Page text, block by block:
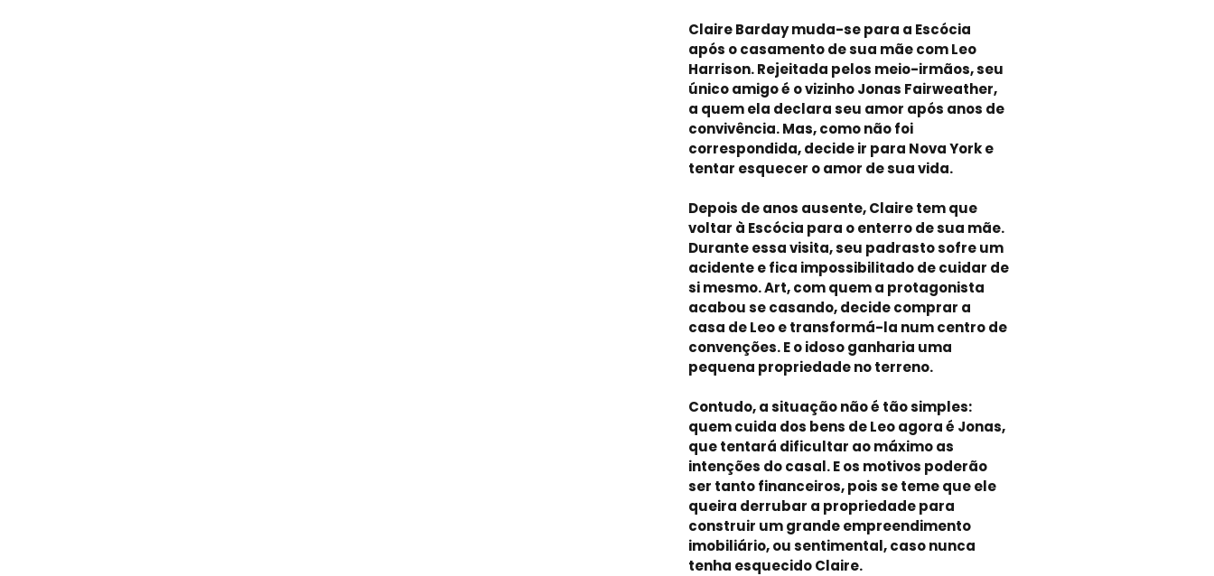
Claire Barday muda-se para a Escócia
após o casamento de sua mãe com Leo
Harrison. Rejeitada pelos meio-irmãos, seu
único amigo é o vizinho Jonas Fairweather,
a quem ela declara seu amor após anos de
convivência. Mas, como não foi
correspondida, decide ir para Nova York e
tentar esquecer o amor de sua vida.
Depois de anos ausente, Claire tem que
voltar à Escócia para o enterro de sua mãe.
Durante essa visita, seu padrasto sofre um
acidente e fica impossibilitado de cuidar de
si mesmo. Art, com quem a protagonista
acabou se casando, decide comprar a
casa de Leo e transformá-la num centro de
convenções. E o idoso ganharia uma
pequena propriedade no terreno.
Contudo, a situação não é tão simples:
quem cuida dos bens de Leo agora é Jonas,
que tentará dificultar ao máximo as
intenções do casal. E os motivos poderão
ser tanto financeiros, pois se teme que ele
queira derrubar a propriedade para
construir um grande empreendimento
imobiliário, ou sentimental, caso nunca
tenha esquecido Claire.